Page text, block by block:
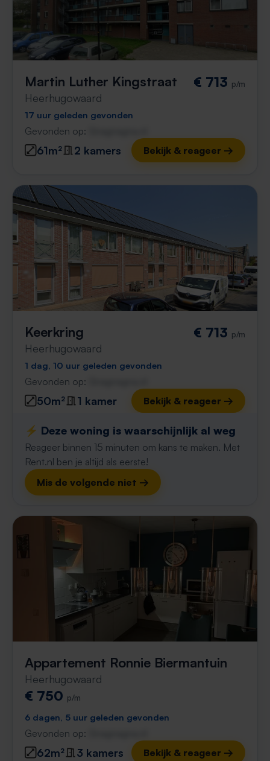
Martin Luther Kingstraat
Heerhugowaard
€ 713 p/m
17 uur geleden gevonden
Gevonden op:
61m² 2 kamers Bekijk & reageer →
Keerkring
Heerhugowaard
€ 713 p/m
1 dag, 10 uur geleden gevonden
Gevonden op:
50m² 1 kamer Bekijk & reageer →
⚡️ Deze woning is waarschijnlijk al weg
Reageer binnen 15 minuten om kans te maken. Met
Rent.nl ben je altijd als eerste!
Mis de volgende niet →
Appartement Ronnie Biermantuin
Heerhugowaard
€ 750 p/m
6 dagen, 5 uur geleden gevonden
Gevonden op:
62m² 3 kamers Bekijk & reageer →